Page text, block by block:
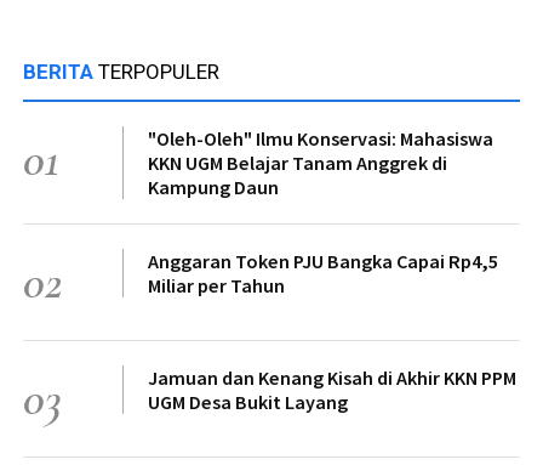
BERITA TERPOPULER
01
"Oleh-Oleh" Ilmu Konservasi: Mahasiswa
KKN UGM Belajar Tanam Anggrek di
Kampung Daun
02
Anggaran Token PJU Bangka Capai Rp4,5
Miliar per Tahun
03
Jamuan dan Kenang Kisah di Akhir KKN PPM
UGM Desa Bukit Layang